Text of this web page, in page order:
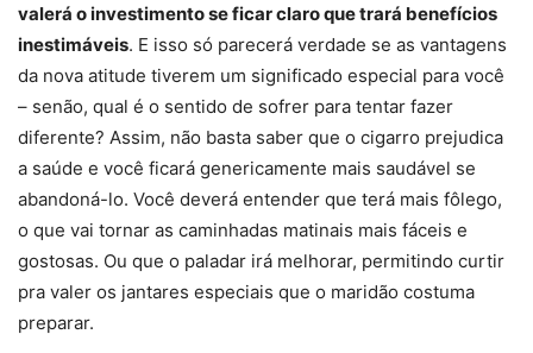
valerá o investimento se ficar claro que trará benefícios
inestimáveis. E isso só parecerá verdade se as vantagens
da nova atitude tiverem um significado especial para você
– senão, qual é o sentido de sofrer para tentar fazer
diferente? Assim, não basta saber que o cigarro prejudica
a saúde e você ficará genericamente mais saudável se
abandoná-lo. Você deverá entender que terá mais fôlego,
o que vai tornar as caminhadas matinais mais fáceis e
gostosas. Ou que o paladar irá melhorar, permitindo curtir
pra valer os jantares especiais que o maridão costuma
preparar.